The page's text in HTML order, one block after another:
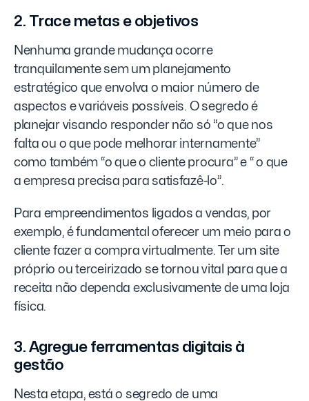
2. Trace metas e objetivos
Nenhuma grande mudança ocorre
tranquilamente sem um planejamento
estratégico que envolva o maior número de
aspectos e variáveis possíveis. O segredo é
planejar visando responder não só “o que nos
falta ou o que pode melhorar internamente”
como também “o que o cliente procura” e “ o que
a empresa precisa para satisfazê-lo”.
Para empreendimentos ligados a vendas, por
exemplo, é fundamental oferecer um meio para o
cliente fazer a compra virtualmente. Ter um site
próprio ou terceirizado se tornou vital para que a
receita não dependa exclusivamente de uma loja
física.
3. Agregue ferramentas digitais à
gestão
Nesta etapa, está o segredo de uma